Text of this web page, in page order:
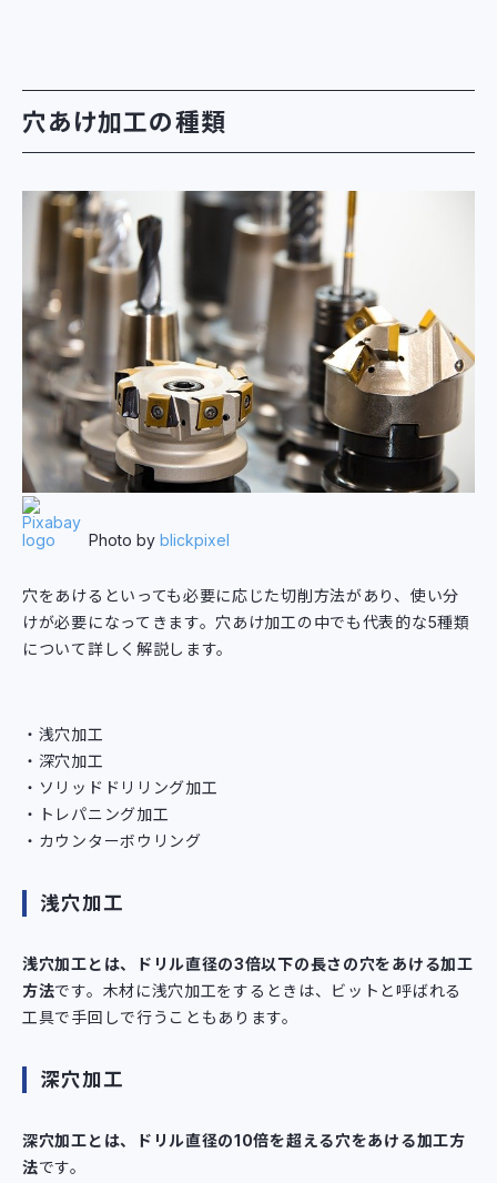
穴あけ加工の種類
Photo by blickpixel
穴をあけるといっても必要に応じた切削方法があり、使い分
けが必要になってきます。穴あけ加工の中でも代表的な5種類
について詳しく解説します。
浅穴加工
深穴加工
ソリッドドリリング加工
トレパニング加工
カウンターボウリング
浅穴加工
浅穴加工とは、ドリル直径の3倍以下の長さの穴をあける加工
方法です。木材に浅穴加工をするときは、ビットと呼ばれる
工具で手回しで行うこともあります。
深穴加工
深穴加工とは、ドリル直径の10倍を超える穴をあける加工方
法です。